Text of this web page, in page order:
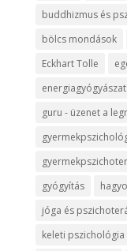
buddhizmus és
bölcs mondások
Eckhart Tolle
energiagyógyászat
guru - üzenet a
gyógyítás
jóga és
keleti pszichológia